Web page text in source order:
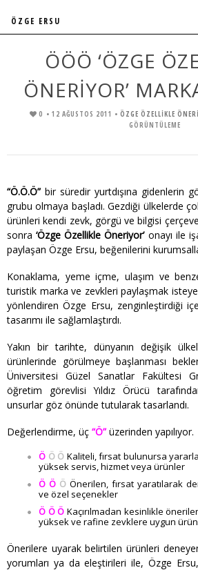
ÖÖÖ ‘ÖZGE
ÖNERİYOR’
0 • 12 AĞUSTOS 2011 • ÖZGE ÖZELLIKLE
GÖRÜNTÜLEME
“Ö.Ö.Ö”bir süredir yurtdışına gidenlerin
grubu olmaya başladı. Gezdiği ülkelerde
ürünleri kendi zevk, görgü ve bilgisi
sonra ‘Özge Özellikle Öneriyor’onayı ile
paylaşan Özge Ersu, beğenilerini
Konaklama, yeme içme, ulaşım ve
turistik marka ve zevkleri paylaşmak
yönlendiren Özge Ersu, zenginleştirdiği
tasarımı ile sağlamlaştırdı.
Yakın bir tarihte, dünyanın değişik
ürünlerinde görülmeye başlanması
Üniversitesi Güzel Sanatlar Fakültesi
öğretim görevlisi Yıldız Örücü
unsurlar göz önünde tutularak tasarlandı.
Değerlendirme, üç “Ö”üzerinden yapılıyor.
Ö Ö Ö Kaliteli, fırsat bulunursa
yüksek servis, hizmet veya ürünler
Ö Ö Ö Önerilen, fırsat yaratılarak
ve özel seçenekler
Ö Ö Ö Kaçırılmadan kesinlikle
yüksek ve rafine zevklere uygun ürün
Önerilere uyarak belirtilen ürünleri
yorumları ya da eleştirileri ile, Özge Ersu,
ÖZGE ERSU